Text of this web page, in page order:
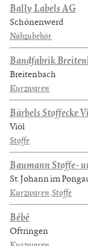
Bally Labels AG
Schönenwerd
Nähzubehör
Bandfabrik
Breitenbach
Kurzwaren
Bärbels Stoffecke
Viöl
Stoffe
Baumann Stoffe-
St. Johann im
Kurzwaren,Stoffe
Bébé
Oftringen